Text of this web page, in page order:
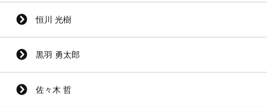
恒川 光樹
黒羽 勇太郎
佐々木 哲